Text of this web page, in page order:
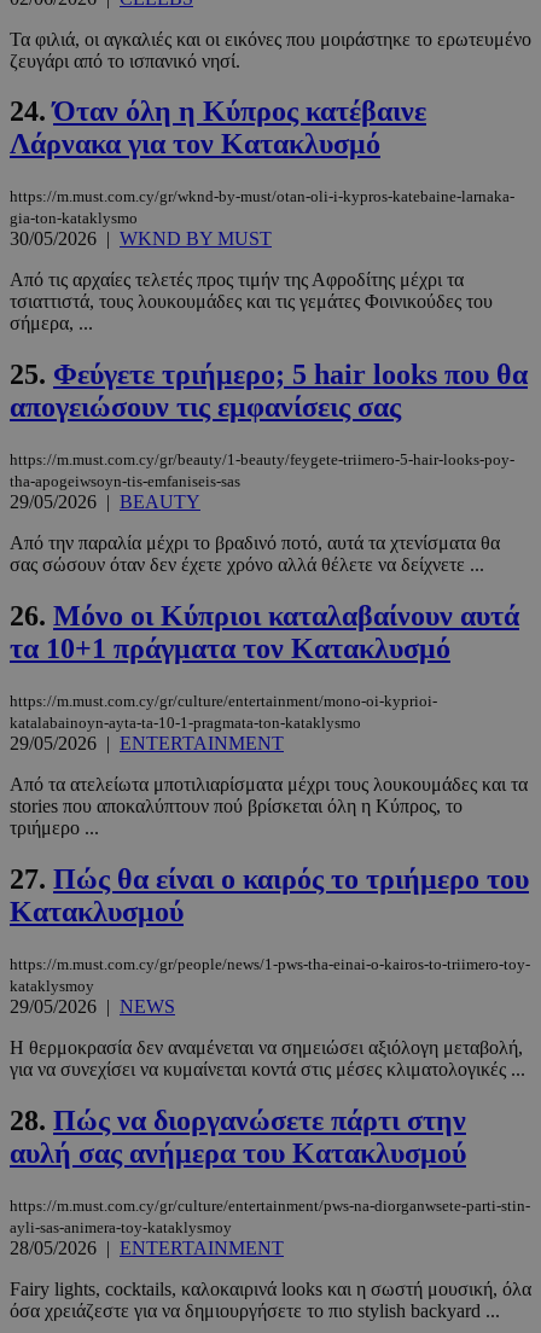
Τα φιλιά, οι αγκαλιές και οι εικόνες που μοιράστηκε το ερωτευμένο
ζευγάρι από το ισπανικό νησί.
24.Όταν όλη η Κύπρος κατέβαινε
Λάρνακα για τον Κατακλυσμό
https://m.must.com.cy/gr/wknd-by-must/otan-oli-i-kypros-katebaine-larnaka-
gia-ton-kataklysmo
30/05/2026 | WKND BY MUST
Από τις αρχαίες τελετές προς τιμήν της Αφροδίτης μέχρι τα
τσιαττιστά, τους λουκουμάδες και τις γεμάτες Φοινικούδες του
σήμερα, ...
25. Φεύγετε τριήμερο; 5 hair looks που θα
απογειώσουν τις εμφανίσεις σας
https://m.must.com.cy/gr/beauty/1-beauty/feygete-triimero-5-hair-looks-poy-
tha-apogeiwsoyn-tis-emfaniseis-sas
29/05/2026 | BEAUTY
Από την παραλία μέχρι το βραδινό ποτό, αυτά τα χτενίσματα θα
σας σώσουν όταν δεν έχετε χρόνο αλλά θέλετε να δείχνετε ...
26. Μόνο οι Κύπριοι καταλαβαίνουν αυτά
τα 10+1 πράγματα τον Κατακλυσμό
https://m.must.com.cy/gr/culture/entertainment/mono-oi-kyprioi-
katalabainoyn-ayta-ta-10-1-pragmata-ton-kataklysmo
29/05/2026 | ENTERTAINMENT
Από τα ατελείωτα μποτιλιαρίσματα μέχρι τους λουκουμάδες και τα
stories που αποκαλύπτουν πού βρίσκεται όλη η Κύπρος, το
τριήμερο ...
27. Πώς θα είναι ο καιρός το τριήμερο του
Κατακλυσμού
https://m.must.com.cy/gr/people/news/1-pws-tha-einai-o-kairos-to-triimero-toy-
kataklysmoy
29/05/2026 | NEWS
Η θερμοκρασία δεν αναμένεται να σημειώσει αξιόλογη μεταβολή,
για να συνεχίσει να κυμαίνεται κοντά στις μέσες κλιματολογικές ...
28. Πώς να διοργανώσετε πάρτι στην
αυλή σας ανήμερα του Κατακλυσμού
https://m.must.com.cy/gr/culture/entertainment/pws-na-diorganwsete-parti-stin-
ayli-sas-animera-toy-kataklysmoy
28/05/2026 | ENTERTAINMENT
Fairy lights, cocktails, καλοκαιρινά looks και η σωστή μουσική, όλα
όσα χρειάζεστε για να δημιουργήσετε το πιο stylish backyard ...
LangCookie www.must.com.cy
1
www.must.com.cy
2 μέρες
_scc_session
PHPSESSID
PHP.net
www.must.com.cy
συνεδρία
PHPSESSID